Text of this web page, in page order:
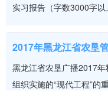
@五校科研工作也取得显
实行课堂授课与考察、研
任上岗。在分配制度上，
@五校在办学实践中取得
实习报告（字数3000字
2017年黑龙江省农垦
黑龙江省农垦广播2017
组织实施的“现代工程”的